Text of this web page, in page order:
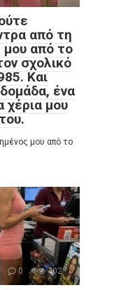
από τη
μου από το
σχολικό
Και
ένα
χέρια μου
μου από το
0 402